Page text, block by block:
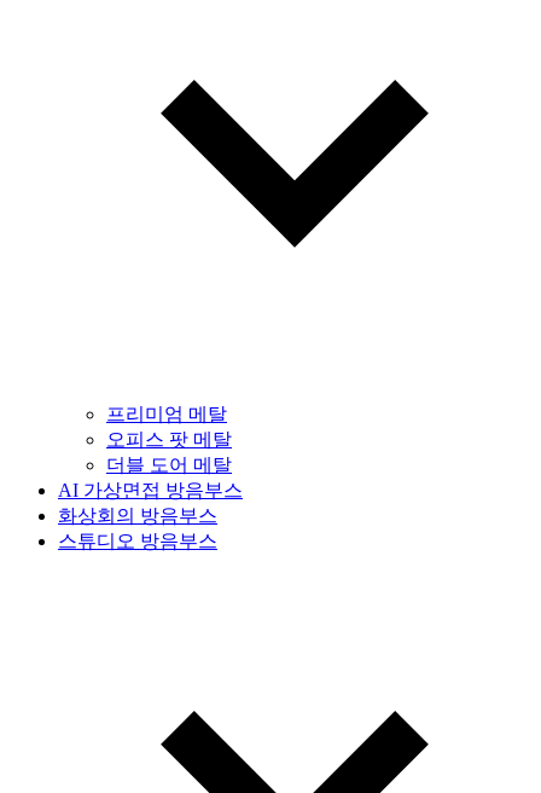
프리미엄 메탈
오피스 팟 메탈
더블 도어 메탈
AI 가상면접 방음부스
화상회의 방음부스
스튜디오 방음부스